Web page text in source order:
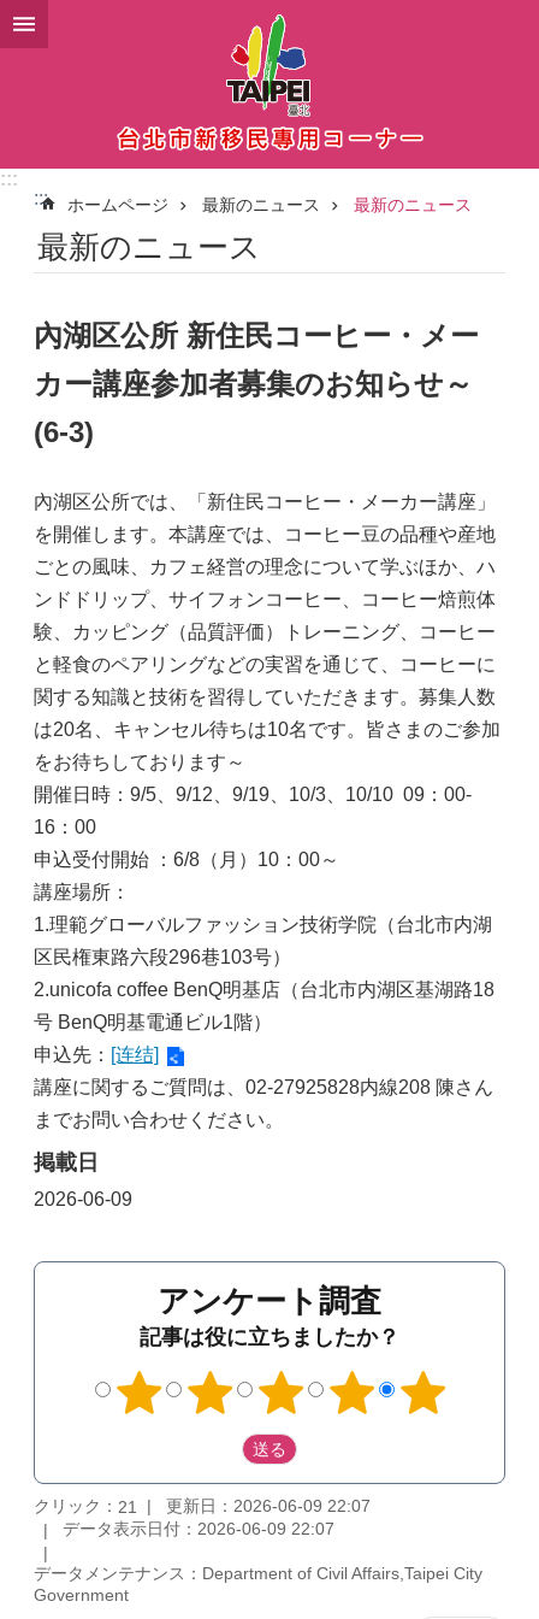
メインコンテンツブロックにスキップ
:::
:::
ホームページ 最新のニュース 最新のニュース
最新のニュース
內湖区公所 新住民コーヒー・メー
カー講座参加者募集のお知らせ～
(6-3)
內湖区公所では、「新住民コーヒー・メーカー講座」
を開催します。本講座では、コーヒー豆の品種や産地
ごとの風味、カフェ経営の理念について学ぶほか、ハ
ンドドリップ、サイフォンコーヒー、コーヒー焙煎体
験、カッピング（品質評価）トレーニング、コーヒー
と軽食のペアリングなどの実習を通じて、コーヒーに
関する知識と技術を習得していただきます。募集人数
は20名、キャンセル待ちは10名です。皆さまのご参加
をお待ちしております～
開催日時：9/5、9/12、9/19、10/3、10/10 09：00-
16：00
申込受付開始 ：6/8（月）10：00～
講座場所：
1.理範グローバルファッション技術学院（台北市内湖
区民権東路六段296巷103号）
2.unicofa coffee BenQ明基店（台北市内湖区基湖路18
号 BenQ明基電通ビル1階）
申込先： [连结]
講座に関するご質問は、02-27925828内線208 陳さん
までお問い合わせください。
掲載日
2026-06-09
アンケート調査
記事は役に立ちましたか？
クリック： 21
更新日：2026-06-09 22:07
データ表示日付：2026-06-09 22:07
データメンテナンス：Department of Civil Affairs,Taipei City
Government